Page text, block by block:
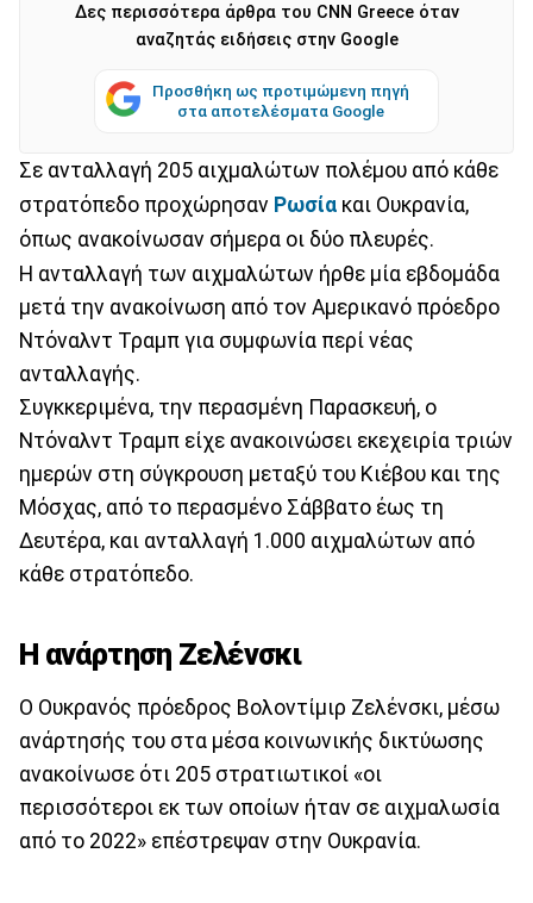
Δες περισσότερα άρθρα του CNN Greece όταν
αναζητάς ειδήσεις στην Google
Προσθήκη ως προτιμώμενη πηγή
στα αποτελέσματα Google
Σε ανταλλαγή 205 αιχμαλώτων πολέμου από κάθε
στρατόπεδο προχώρησαν Ρωσία και Ουκρανία,
όπως ανακοίνωσαν σήμερα οι δύο πλευρές.
Η ανταλλαγή των αιχμαλώτων ήρθε μία εβδομάδα
μετά την ανακοίνωση από τον Αμερικανό πρόεδρο
Ντόναλντ Τραμπ για συμφωνία περί νέας
ανταλλαγής.
Συγκκεριμένα, την περασμένη Παρασκευή, ο
Ντόναλντ Τραμπ είχε ανακοινώσει εκεχειρία τριών
ημερών στη σύγκρουση μεταξύ του Κιέβου και της
Μόσχας, από το περασμένο Σάββατο έως τη
Δευτέρα, και ανταλλαγή 1.000 αιχμαλώτων από
κάθε στρατόπεδο.
Η ανάρτηση Ζελένσκι
Ο Ουκρανός πρόεδρος Βολοντίμιρ Ζελένσκι, μέσω
ανάρτησής του στα μέσα κοινωνικής δικτύωσης
ανακοίνωσε ότι 205 στρατιωτικοί «οι
περισσότεροι εκ των οποίων ήταν σε αιχμαλωσία
από το 2022» επέστρεψαν στην Ουκρανία.